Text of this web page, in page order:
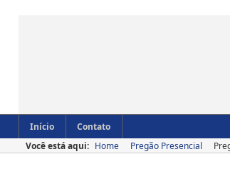
Início
Contato
Você está aqui: Home Pregão Presencial